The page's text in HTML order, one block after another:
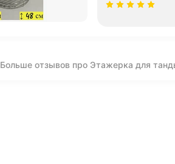
Больше отзывов про Этажерка для